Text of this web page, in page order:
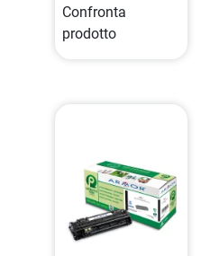
Confronta
prodotto